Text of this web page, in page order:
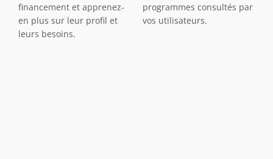
financement et apprenez-
en plus sur leur profil et
leurs besoins.
programmes consultés par
vos utilisateurs.